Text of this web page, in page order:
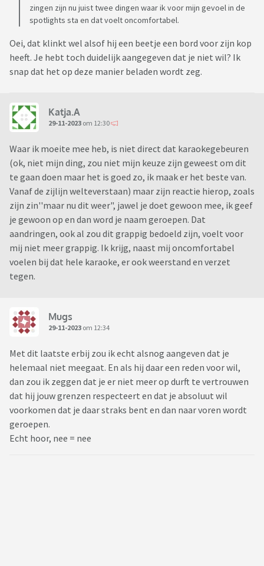
zingen zijn nu juist twee dingen waar ik voor mijn gevoel in de
spotlights sta en dat voelt oncomfortabel.
Oei, dat klinkt wel alsof hij een beetje een bord voor zijn kop
heeft. Je hebt toch duidelijk aangegeven dat je niet wil? Ik
snap dat het op deze manier beladen wordt zeg.
Katja.A
29-11-2023 om 12:30
Waar ik moeite mee heb, is niet direct dat karaokegebeuren
(ok, niet mijn ding, zou niet mijn keuze zijn geweest om dit
te gaan doen maar het is goed zo, ik maak er het beste van.
Vanaf de zijlijn welteverstaan) maar zijn reactie hierop, zoals
zijn zin''maar nu dit weer", jawel je doet gewoon mee, ik geef
je gewoon op en dan word je naam geroepen. Dat
aandringen, ook al zou dit grappig bedoeld zijn, voelt voor
mij niet meer grappig. Ik krijg, naast mij oncomfortabel
voelen bij dat hele karaoke, er ook weerstand en verzet
tegen.
Mugs
29-11-2023 om 12:34
Met dit laatste erbij zou ik echt alsnog aangeven dat je
helemaal niet meegaat. En als hij daar een reden voor wil,
dan zou ik zeggen dat je er niet meer op durft te vertrouwen
dat hij jouw grenzen respecteert en dat je absoluut wil
voorkomen dat je daar straks bent en dan naar voren wordt
geroepen.
Echt hoor, nee = nee